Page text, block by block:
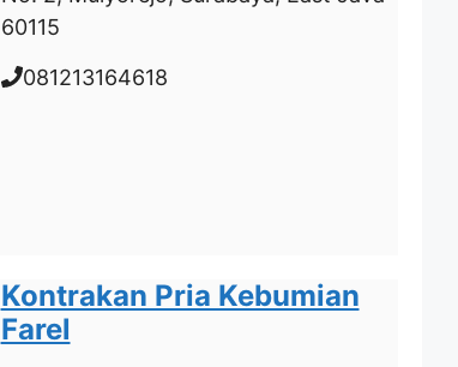
60115
081213164618
Kontrakan Pria Kebumian
Farel